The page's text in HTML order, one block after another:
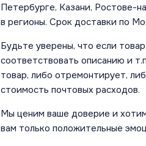
Петербурге, Казани, Ростове-
в регионы. Срок доставки по
Будьте уверены, что если
соответствовать описанию и
товар, либо отремонтирует,
стоимость почтовых расходов.
Мы ценим ваше доверие и
вам только положительные